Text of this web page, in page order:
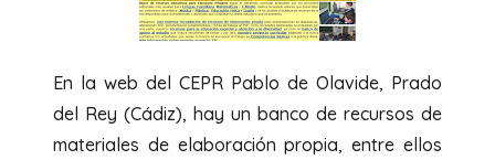
En la web del CEPR Pablo de Olavide, Prado
del Rey (Cádiz), hay un banco de recursos de
materiales de elaboración propia, entre ellos